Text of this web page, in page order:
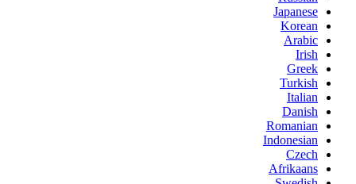
Japanese
Korean
Arabic
Irish
Greek
Turkish
Italian
Danish
Romanian
Indonesian
Czech
Afrikaans